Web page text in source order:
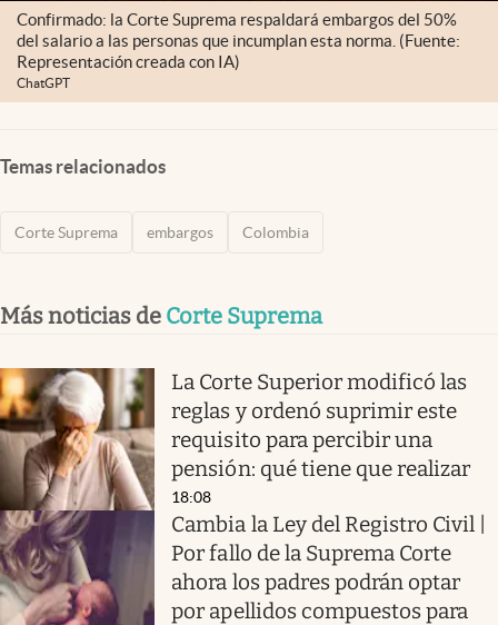
Confirmado: la Corte Suprema respaldará embargos del 50%
del salario a las personas que incumplan esta norma. (Fuente:
Representación creada con IA)
ChatGPT
Temas relacionados
Corte Suprema embargos Colombia
Más noticias de Corte Suprema
La Corte Superior modificó las
reglas y ordenó suprimir este
requisito para percibir una
pensión: qué tiene que realizar
18:08
Cambia la Ley del Registro Civil |
Por fallo de la Suprema Corte
ahora los padres podrán optar
por apellidos compuestos para